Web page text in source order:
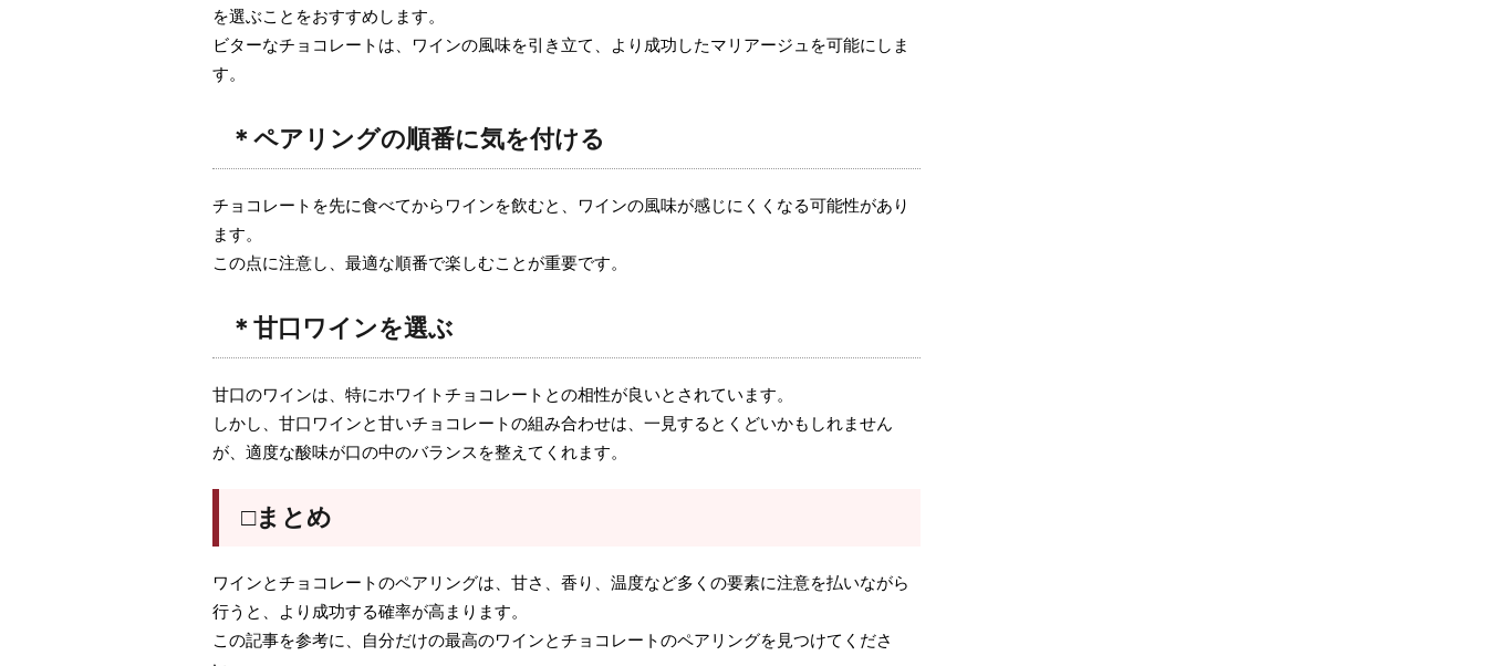
を選ぶことをおすすめします。
ビターなチョコレートは、ワインの風味を引き立て、より成功したマリアージュを可能にしま
す。
＊ペアリングの順番に気を付ける
チョコレートを先に食べてからワインを飲むと、ワインの風味が感じにくくなる可能性があり
ます。
この点に注意し、最適な順番で楽しむことが重要です。
＊甘口ワインを選ぶ
甘口のワインは、特にホワイトチョコレートとの相性が良いとされています。
しかし、甘口ワインと甘いチョコレートの組み合わせは、一見するとくどいかもしれません
が、適度な酸味が口の中のバランスを整えてくれます。
□まとめ
ワインとチョコレートのペアリングは、甘さ、香り、温度など多くの要素に注意を払いながら
行うと、より成功する確率が高まります。
この記事を参考に、自分だけの最高のワインとチョコレートのペアリングを見つけてくださ